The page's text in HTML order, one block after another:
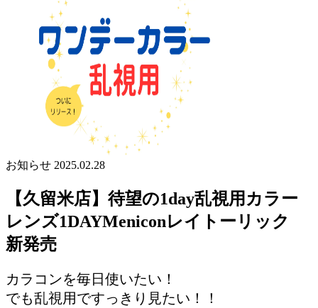
お知らせ 2025.02.28
【久留米店】待望の1day乱視用カラー
レンズ1DAYMeniconレイトーリック
新発売
カラコンを毎日使いたい！
でも乱視用ですっきり見たい！！